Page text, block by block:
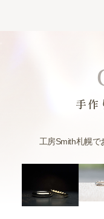
手作
工房Smith札幌